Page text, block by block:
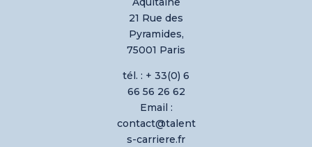
21 Rue des
Pyramides,
75001 Paris
tél. : + 33(0) 6
66 56 26 62
Email :
contact@talent
s-carriere.fr